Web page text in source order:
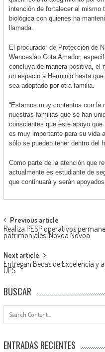
intención de fortalecer al mismo
biológica con quienes ha
llamada.
El procurador de Protección de
Wenceslao Cota Amador,
concluya de manera positiva, el
un espacio a Herminio hasta
sea adoptado por otra familia.
“Estamos muy contentos con la
nuestras familias que se han
conscientes que este apoyo
es muy importante para su vida
sólo se pueden tener dentro del
Como parte de la atención que
actualmente es estudiante de
que continuará y serán
Post
navigation
Previous article
Realiza PESP operativos
patrimoniales: Novoa Novoa
Next article
Entregan Becas de Excelencia y
UES
BUSCAR
ENTRADAS RECIENTES